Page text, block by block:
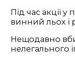
Під час акції
винний льох і
Нещодавно
нелегального